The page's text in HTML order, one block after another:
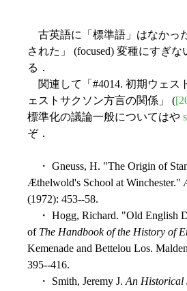
古英語に「標準語」はなかっ
された」 (focused) 変種にすぎ
る．
関連して「#4014. 初期ウェス
ェストサクソン方言の関係」 (
標準化の議論一般についてはや
ぞ．
・ Gneuss, H. "The Origin of
Æthelwold's School at Winchester."
(1972): 453--58.
・ Hogg, Richard. "Old English
of The Handbook of the History of
Kemenade and Bettelou Los.
395--416.
・ Smith, Jeremy J. An Historical